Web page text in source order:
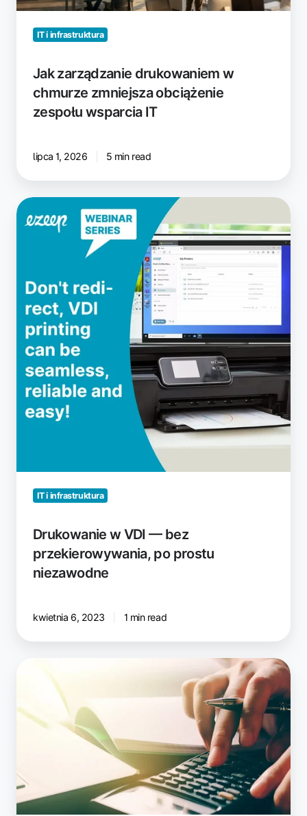
wsparcia
IT i infrastruktura
Jak zarządzanie drukowaniem w
chmurze zmniejsza obciążenie
zespołu wsparcia IT
lipca 1, 2026 5 min read
Drukowanie
w
przekierowywania,
po
prostu
niezawodne
IT i infrastruktura
Drukowanie w VDI — bez
przekierowywania, po prostu
niezawodne
kwietnia 6, 2023 1 min read
zarządzania
drukowaniem:
płacą
firmy